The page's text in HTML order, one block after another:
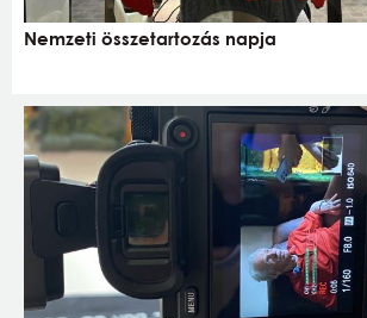
Nemzeti összetartozás napja